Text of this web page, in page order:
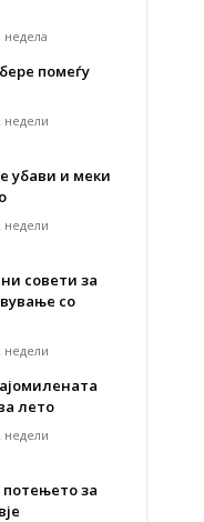
недела
помеѓу
недели
убави и меки
недели
совети за
со
недели
лето
недели
за